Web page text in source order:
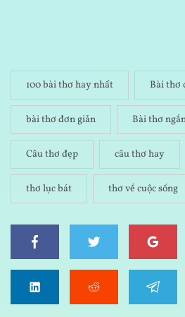
100 bài thơ hay nhất Bài thơ
bài thơ đơn giản Bài thơ
Câu thơ đẹp câu thơ hay
thơ lục bát thơ về cuộc sống